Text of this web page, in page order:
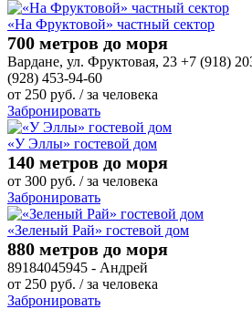
«На Фруктовой» частный сектор
700 метров до моря
Вардане, ул. Фруктовая, 23 +7 (918)
(928) 453-94-60
от 250 руб. / за человека
Забронировать
«У Эллы» гостевой дом
140 метров до моря
от 300 руб. / за человека
Забронировать
«Зеленый Рай» гостевой дом
880 метров до моря
89184045945 - Андрей
от 250 руб. / за человека
Забронировать